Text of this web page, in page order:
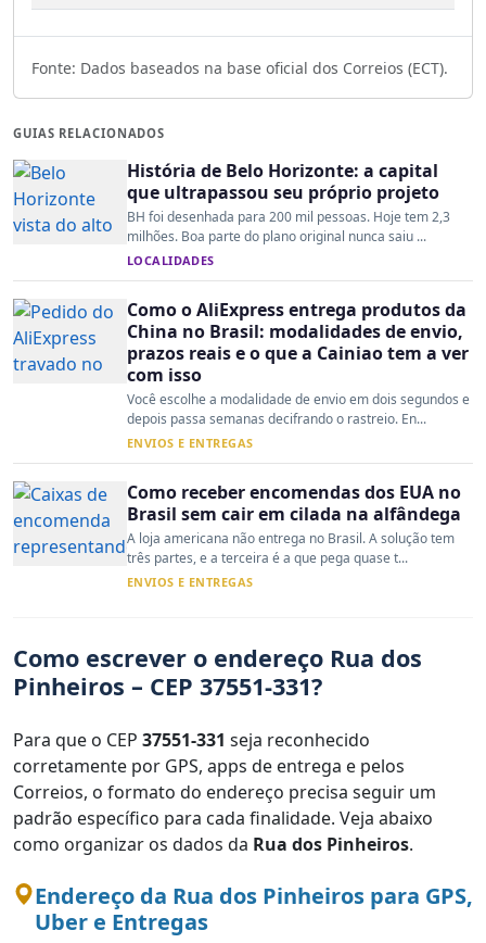
Fonte: Dados baseados na base oficial dos Correios (ECT).
GUIAS RELACIONADOS
História de Belo Horizonte: a capital
que ultrapassou seu próprio projeto
BH foi desenhada para 200 mil pessoas. Hoje tem 2,3
milhões. Boa parte do plano original nunca saiu ...
LOCALIDADES
Como o AliExpress entrega produtos da
China no Brasil: modalidades de envio,
prazos reais e o que a Cainiao tem a ver
com isso
Você escolhe a modalidade de envio em dois segundos e
depois passa semanas decifrando o rastreio. En...
ENVIOS E ENTREGAS
Como receber encomendas dos EUA no
Brasil sem cair em cilada na alfândega
A loja americana não entrega no Brasil. A solução tem
três partes, e a terceira é a que pega quase t...
ENVIOS E ENTREGAS
Como escrever o endereço Rua dos
Pinheiros – CEP 37551-331?
Para que o CEP 37551-331 seja reconhecido
corretamente por GPS, apps de entrega e pelos
Correios, o formato do endereço precisa seguir um
padrão específico para cada finalidade. Veja abaixo
como organizar os dados da Rua dos Pinheiros.
Endereço da Rua dos Pinheiros para GPS,
Uber e Entregas